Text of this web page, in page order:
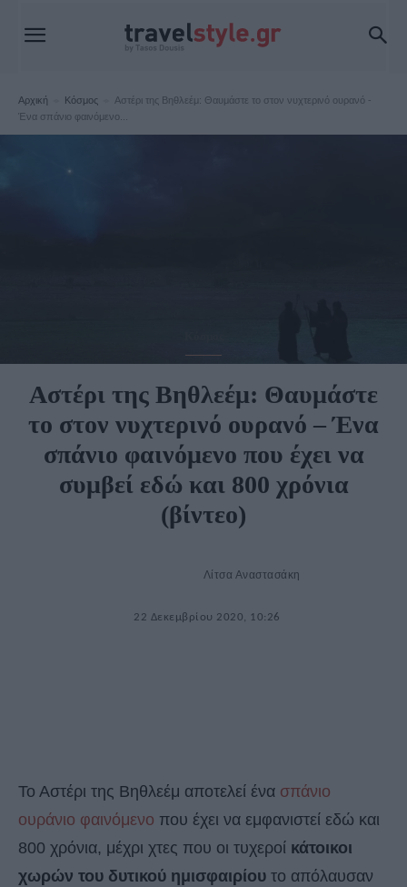
Αρχική Κόσμος
Αστέρι της Βηθλεέμ: Θαυμάστε το στον νυχτερινό ουρανό -
Ένα σπάνιο φαινόμενο...
Αστέρι της Βηθλεέμ: Θαυμάστε
το στον νυχτερινό ουρανό – Ένα
σπάνιο φαινόμενο που έχει να
συμβεί εδώ και 800 χρόνια
(βίντεο)
Λίτσα Αναστασάκη
22 Δεκεμβρίου 2020, 10:26
Το Αστέρι της Βηθλεέμ αποτελεί ένα σπάνιο
ουράνιο φαινόμενο που έχει να εμφανιστεί εδώ και
800 χρόνια, μέχρι χτες που οι τυχεροί κάτοικοι
χωρών του δυτικού ημισφαιρίου το απόλαυσαν